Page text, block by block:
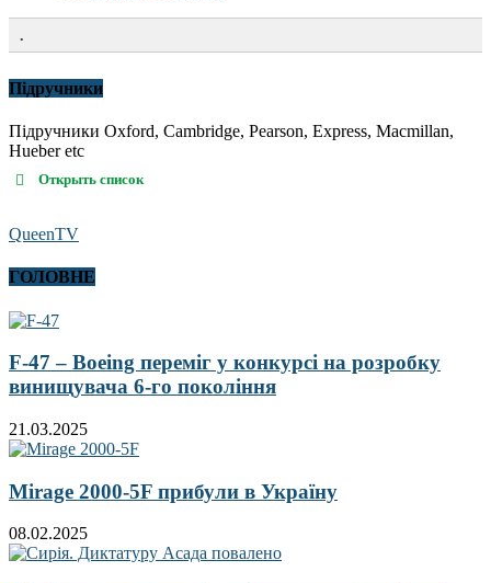
.
Підручники
Підручники Oxford, Cambridge, Pearson, Express, Macmillan,
Hueber etc
Открыть список
QueenTV
ГОЛОВНЕ
F-47 – Boeing переміг у конкурсі на розробку
винищувача 6-го покоління
21.03.2025
Mirage 2000-5F прибули в Україну
08.02.2025